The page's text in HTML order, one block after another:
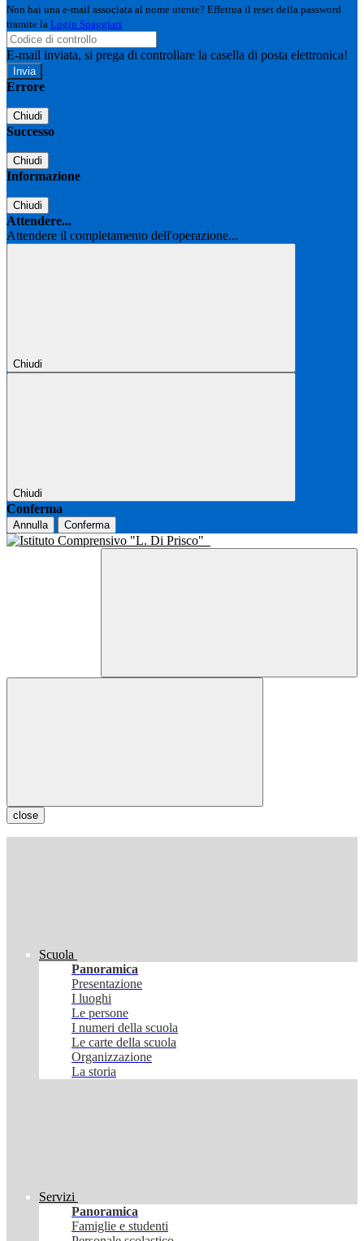
Non hai una e-mail associata al nome utente? Effettua il reset della password
tramite la Login Spaggiari
E-mail inviata, si prega di controllare la casella di posta elettronica!
Errore
Chiudi
Successo
Chiudi
Informazione
Chiudi
Attendere...
Attendere il completamento dell'operazione...
Chiudi
Chiudi
Conferma
Annulla Conferma
close
Scuola
Panoramica
Presentazione
I luoghi
Le persone
I numeri della scuola
Le carte della scuola
Organizzazione
La storia
Servizi
Panoramica
Famiglie e studenti